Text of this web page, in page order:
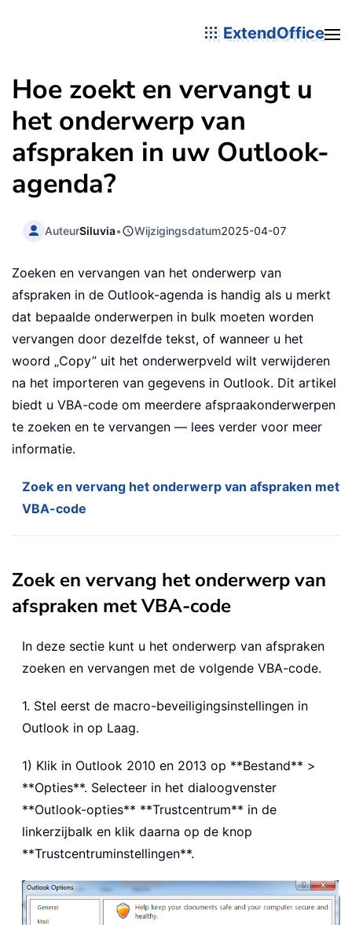
ExtendOffice
Hoe zoekt en vervangt u
het onderwerp van
afspraken in uw Outlook-
agenda?
AuteurSiluvia• Wijzigingsdatum2025-04-07
Zoeken en vervangen van het onderwerp van
afspraken in de Outlook-agenda is handig als u merkt
dat bepaalde onderwerpen in bulk moeten worden
vervangen door dezelfde tekst, of wanneer u het
woord „Copy” uit het onderwerpveld wilt verwijderen
na het importeren van gegevens in Outlook. Dit artikel
biedt u VBA-code om meerdere afspraakonderwerpen
te zoeken en te vervangen — lees verder voor meer
informatie.
Zoek en vervang het onderwerp van afspraken met
VBA-code
Zoek en vervang het onderwerp van
afspraken met VBA-code
In deze sectie kunt u het onderwerp van afspraken
zoeken en vervangen met de volgende VBA-code.
1. Stel eerst de macro-beveiligingsinstellingen in
Outlook in op Laag.
1) Klik in Outlook 2010 en 2013 op **Bestand** >
**Opties**. Selecteer in het dialoogvenster
**Outlook-opties** **Trustcentrum** in de
linkerzijbalk en klik daarna op de knop
**Trustcentruminstellingen**.